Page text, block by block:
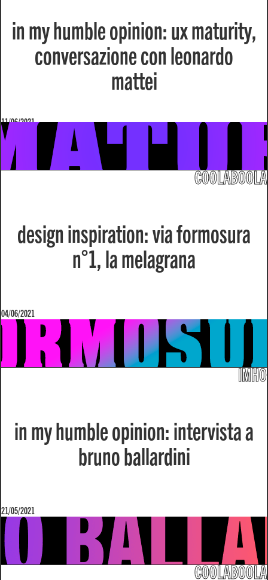
in my humble opinion: ux maturity,
conversazione con leonardo
mattei
11/06/2021
COOLABOOLA
design inspiration: via formosura
n°1, la melagrana
04/06/2021
IMHO
in my humble opinion: intervista a
bruno ballardini
21/05/2021
COOLABOOLA